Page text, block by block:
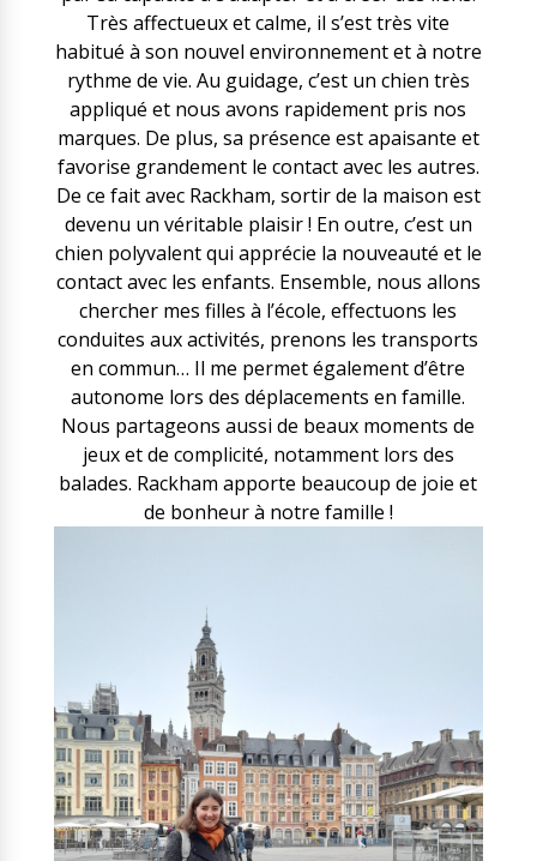
Très affectueux et calme, il s’est très vite
habitué à son nouvel environnement et à notre
rythme de vie. Au guidage, c’est un chien très
appliqué et nous avons rapidement pris nos
marques. De plus, sa présence est apaisante et
favorise grandement le contact avec les autres.
De ce fait avec Rackham, sortir de la maison est
devenu un véritable plaisir ! En outre, c’est un
chien polyvalent qui apprécie la nouveauté et le
contact avec les enfants. Ensemble, nous allons
chercher mes filles à l’école, effectuons les
conduites aux activités, prenons les transports
en commun… Il me permet également d’être
autonome lors des déplacements en famille.
Nous partageons aussi de beaux moments de
jeux et de complicité, notamment lors des
balades. Rackham apporte beaucoup de joie et
de bonheur à notre famille !